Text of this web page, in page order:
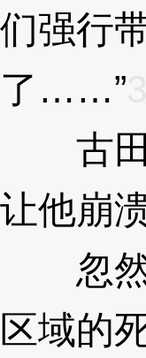
们强行
了……”
古田
让他崩溃
忽然
区域的